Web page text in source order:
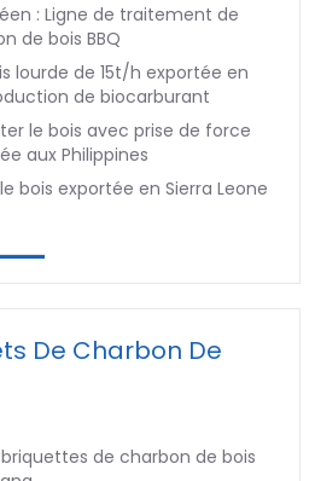
: Ligne de traitement de
de bois BBQ
lourde de 15t/h exportée en
de biocarburant
le bois avec prise de force
aux Philippines
bois exportée en Sierra Leone
De Charbon De
de charbon de bois